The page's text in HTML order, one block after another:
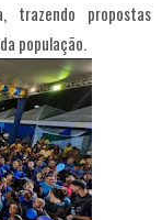
trazendo propostas
população.